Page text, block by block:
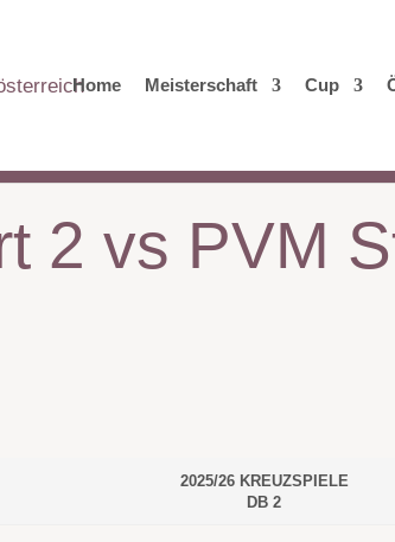
Home Meisterschaft Cup
2 vs PVM
2025/26 KREUZSPIELE
DB 2